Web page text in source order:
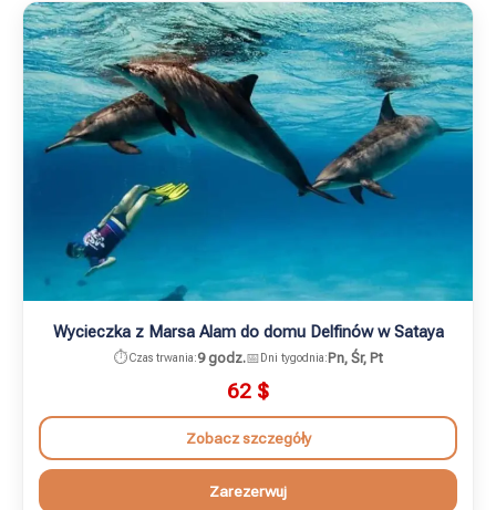
Wycieczka z Marsa Alam do domu Delfinów w Sataya
⏱️Czas trwania:9 godz.📅 Dni tygodnia:Pn, Śr, Pt
62 $
Zobacz szczegóły
Zarezerwuj